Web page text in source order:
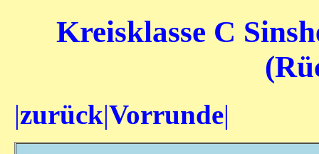
Kreisklasse C
|zurück|Vorrunde|